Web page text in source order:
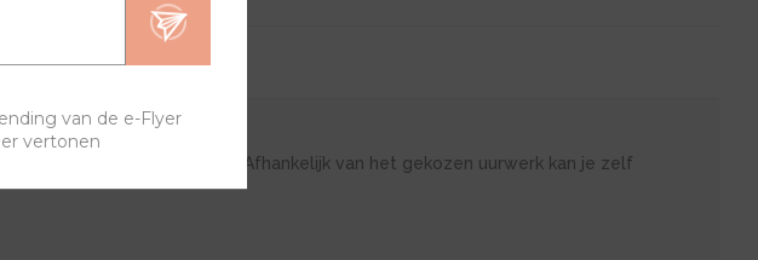
VRAGEN?
je unieke trendy horloge. Afhankelijk van het gekozen uurwerk kan je zelf
van de e-Flyer
vertonen